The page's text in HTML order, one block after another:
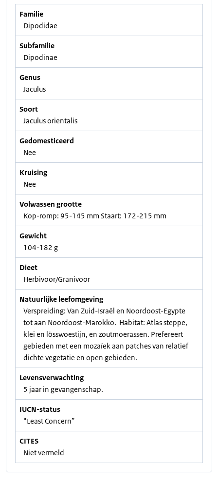
Familie
Dipodidae
Subfamilie
Dipodinae
Genus
Jaculus
Soort
Jaculus orientalis
Gedomesticeerd
Nee
Kruising
Nee
Volwassen grootte
Kop-romp: 95-145 mm Staart: 172-215 mm
Gewicht
104-182 g
Dieet
Herbivoor/Granivoor
Natuurlijke leefomgeving
Verspreiding: Van Zuid-Israël en Noordoost-Egypte
tot aan Noordoost-Marokko. Habitat: Atlas steppe,
klei en lösswoestijn, en zoutmoerassen. Prefereert
gebieden met een mozaïek aan patches van relatief
dichte vegetatie en open gebieden.
Levensverwachting
5 jaar in gevangenschap.
IUCN-status
“Least Concern”
CITES
Niet vermeld